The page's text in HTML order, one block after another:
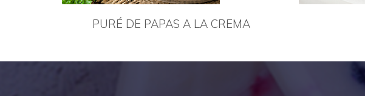
PURÉ DE PAPAS A LA CREMA